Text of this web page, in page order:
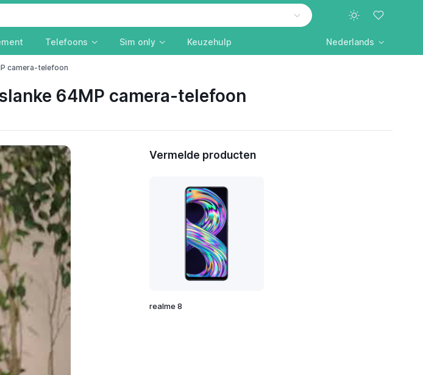
Telefoons Sim only Keuzehulp Nederlands
camera-telefoon
64MP camera-telefoon
Vermelde producten
realme 8